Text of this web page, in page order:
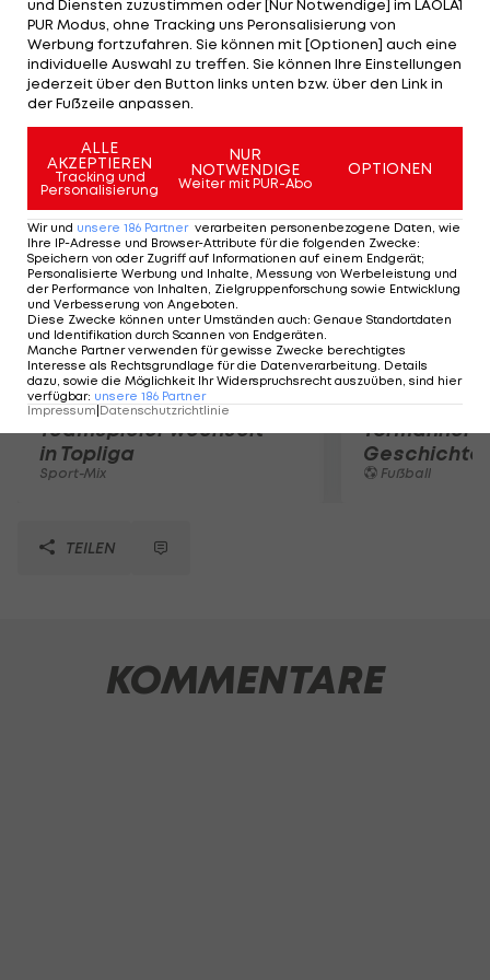
Sensationell auch die Leistung von Jorge Lorenzo.
Mit einem frisch operierten Schlüsselbein fährt
der Spanier auf Platz fünf und sichert damit in der
Gesamtwertung Platz zwei hinter Pedrosa ab.
Mehr zum Thema
Karrieresprung! ÖVV-
Teamspieler wechselt
in Topliga
Sport-Mix
Die
Tormänner
Geschichte
Fußball
TEILEN
KOMMENTARE
und Diensten zuzustimmen oder [Nur Notwendige] im LAOLA1
PUR Modus, ohne Tracking uns Peronsalisierung von
Werbung fortzufahren. Sie können mit [Optionen] auch eine
individuelle Auswahl zu treffen. Sie können Ihre Einstellungen
jederzeit über den Button links unten bzw. über den Link in
der Fußzeile anpassen.
ALLE
AKZEPTIEREN
Tracking und
Personalisierung
NUR
NOTWENDIGE
Weiter mit PUR-Abo
OPTIONEN
Wir und unsere 186 Partner verarbeiten personenbezogene Daten, wie
Ihre IP-Adresse und Browser-Attribute für die folgenden Zwecke:
Speichern von oder Zugriff auf Informationen auf einem Endgerät;
Personalisierte Werbung und Inhalte, Messung von Werbeleistung und
der Performance von Inhalten, Zielgruppenforschung sowie Entwicklung
und Verbesserung von Angeboten.
Diese Zwecke können unter Umständen auch: Genaue Standortdaten
und Identifikation durch Scannen von Endgeräten.
Manche Partner verwenden für gewisse Zwecke berechtigtes
Interesse als Rechtsgrundlage für die Datenverarbeitung. Details
dazu, sowie die Möglichkeit Ihr Widerspruchsrecht auszuüben, sind hier
verfügbar: unsere 186 Partner
Impressum Datenschutzrichtlinie